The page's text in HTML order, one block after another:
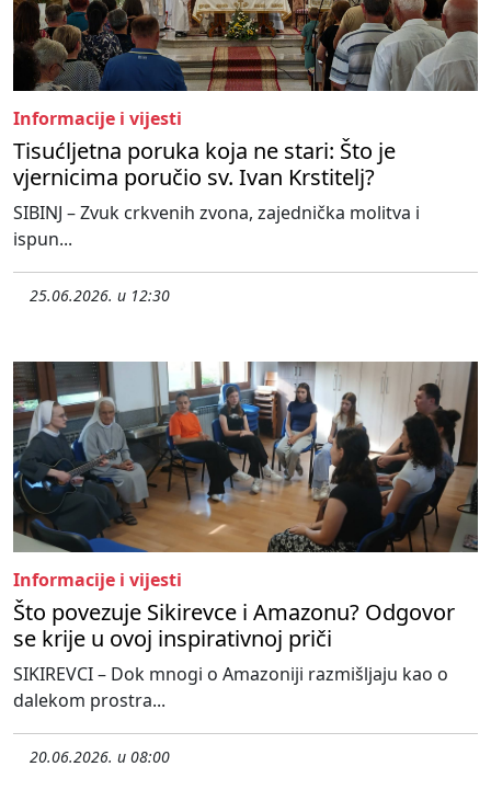
Informacije i vijesti
Tisućljetna poruka koja ne stari: Što je
vjernicima poručio sv. Ivan Krstitelj?
SIBINJ – Zvuk crkvenih zvona, zajednička molitva i
ispun...
25.06.2026. u 12:30
Informacije i vijesti
Što povezuje Sikirevce i Amazonu? Odgovor
se krije u ovoj inspirativnoj priči
SIKIREVCI – Dok mnogi o Amazoniji razmišljaju kao o
dalekom prostra...
20.06.2026. u 08:00